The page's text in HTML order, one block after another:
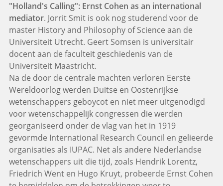
"Holland's Calling": Ernst Cohen as an international
mediator. Jorrit Smit is ook nog studerend voor de
master History and Philosophy of Science aan de
Universiteit Utrecht. Geert Somsen is universitair
docent aan de faculteit geschiedenis van de
Universiteit Maastricht.
Na de door de centrale machten verloren Eerste
Wereldoorlog werden Duitse en Oostenrijkse
wetenschappers geboycot en niet meer uitgenodigd
voor wetenschappelijk congressen die werden
georganiseerd onder de vlag van het in 1919
gevormde International Research Council en gelieerde
organisaties als IUPAC. Net als andere Nederlandse
wetenschappers uit die tijd, zoals Hendrik Lorentz,
Friedrich Went en Hugo Kruyt, probeerde Ernst Cohen